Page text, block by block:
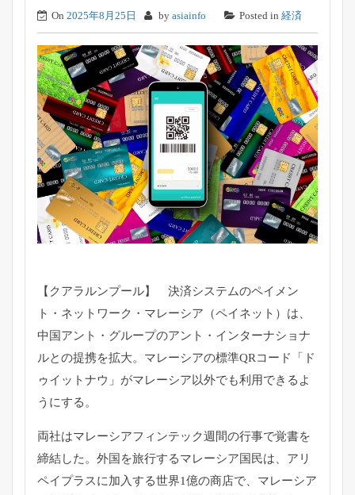
On 2025年8月25日 by asiainfo Posted in 経済
【クアラルンプール】 決済システムのペイメン
ト・ネットワーク・マレーシア（ペイネット）は、
中国アント・グループのアント・ インターナショナ
ルとの提携を拡大。 マレーシアの標準QRコード「ド
ゥイットナウ」 がマレーシア以外でも利用できるよ
うにする。
両社はマレーシアフィンテック週間の行事で覚書を
締結した。 外国を旅行するマレーシア国民は、 アリ
ペイプラスに加入する世界1億の商店で、 マレーシア